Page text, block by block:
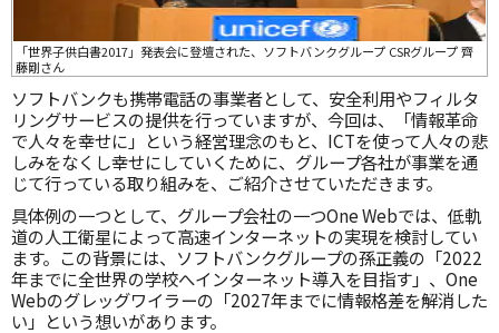
「世界子供白書2017」発表会に登壇された、ソフトバンクグループ CSRグループ 齊
藤剛さん
ソフトバンクも携帯電話の事業者として、安全利用やフィルタ
リングサービスの提供を行っていますが、今回は、「情報革命
で人々を幸せに」という経営理念のもと、ICTを使って人々の悲
しみをなくし幸せにしていくために、グループ各社が事業を通
じて行っている取り組みを、ご紹介させていただきます。
具体例の一つとして、グループ会社の一つOne Webでは、低軌
道の人工衛星によって高速インターネットの実現を検討してい
ます。この背景には、ソフトバンクグループの孫正義の「2022
年までに全世界の学校へインターネット導入を目指す」、One
Webのグレッグワイラーの「2027年までに情報格差を解消した
い」という想いがあります。